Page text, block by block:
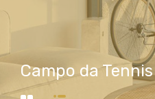
Campo da Tennis